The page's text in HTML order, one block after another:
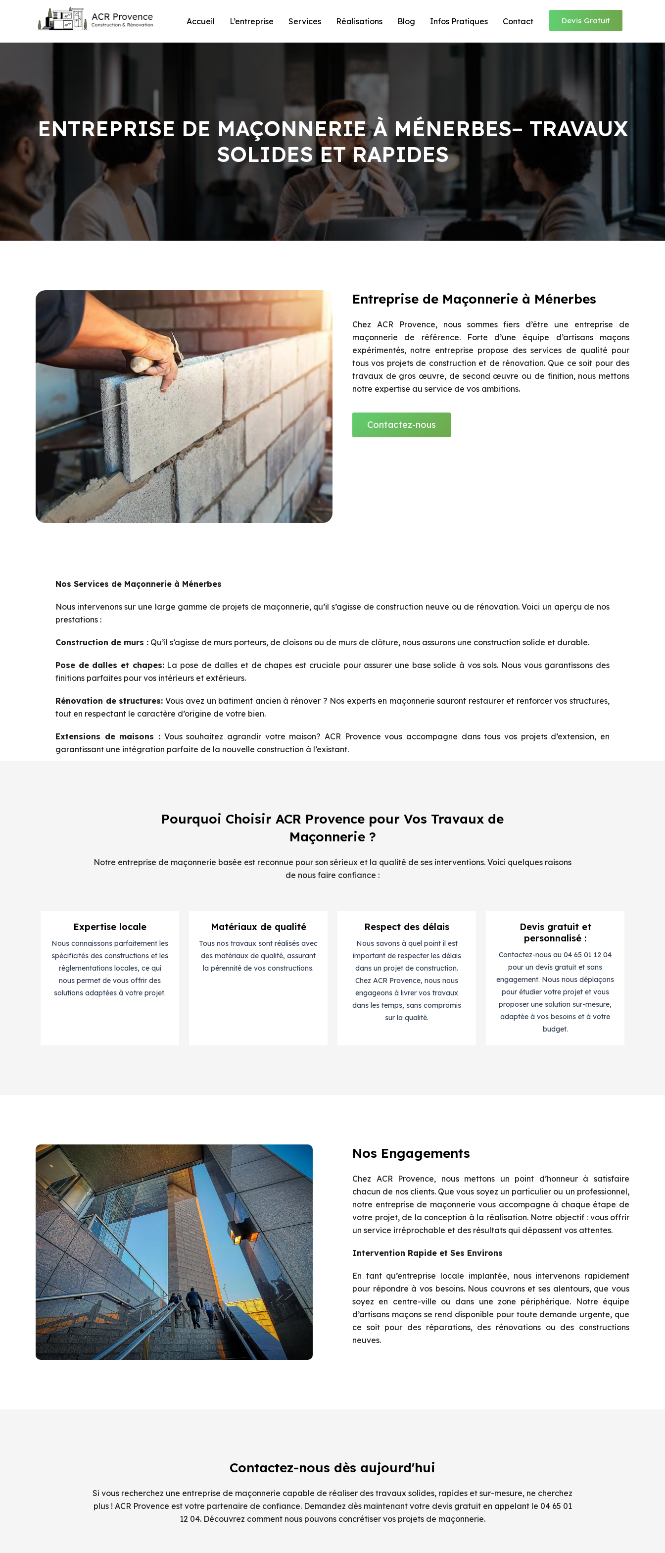
Accueil L’entreprise Services Réalisations Blog Infos Pratiques Contact Devis Gratuit
ENTREPRISE DE MAÇONNERIE À MÉNERBES– TRAVAUX
SOLIDES ET RAPIDES
Entreprise de Maçonnerie à Ménerbes
Chez ACR Provence, nous sommes fiers d’être une entreprise de
maçonnerie de référence. Forte d’une équipe d’artisans maçons
expérimentés, notre entreprise propose des services de qualité pour
tous vos projets de construction et de rénovation. Que ce soit pour des
travaux de gros œuvre, de second œuvre ou de finition, nous mettons
notre expertise au service de vos ambitions.
Contactez-nous
Nos Services de Maçonnerie à Ménerbes
Nous intervenons sur une large gamme de projets de maçonnerie, qu’il s’agisse de construction neuve ou de rénovation. Voici un aperçu de nos
prestations :
Construction de murs : Qu’il s’agisse de murs porteurs, de cloisons ou de murs de clôture, nous assurons une construction solide et durable.
Pose de dalles et chapes:La pose de dalles et de chapes est cruciale pour assurer une base solide à vos sols. Nous vous garantissons des
finitions parfaites pour vos intérieurs et extérieurs.
Rénovation de structures: Vous avez un bâtiment ancien à rénover ? Nos experts en maçonnerie sauront restaurer et renforcer vos structures,
tout en respectant le caractère d’origine de votre bien.
Extensions de maisons : Vous souhaitez agrandir votre maison? ACR Provence vous accompagne dans tous vos projets d’extension, en
garantissant une intégration parfaite de la nouvelle construction à l’existant.
Pourquoi Choisir ACR Provence pour Vos Travaux de
Maçonnerie ?
Notre entreprise de maçonnerie basée est reconnue pour son sérieux et la qualité de ses interventions. Voici quelques raisons
de nous faire confiance :
Expertise locale
Nous connaissons parfaitement les
spécificités des constructions et les
réglementations locales, ce qui
nous permet de vous offrir des
solutions adaptées à votre projet.
Matériaux de qualité
Tous nos travaux sont réalisés avec
des matériaux de qualité, assurant
la pérennité de vos constructions.
Respect des délais
Nous savons à quel point il est
important de respecter les délais
dans un projet de construction.
Chez ACR Provence, nous nous
engageons à livrer vos travaux
dans les temps, sans compromis
sur la qualité.
Devis gratuit et
personnalisé :
Contactez-nous au 04 65 01 12 04
pour un devis gratuit et sans
engagement. Nous nous déplaçons
pour étudier votre projet et vous
proposer une solution sur-mesure,
adaptée à vos besoins et à votre
budget.
Nos Engagements
Chez ACR Provence, nous mettons un point d’honneur à satisfaire
chacun de nos clients. Que vous soyez un particulier ou un professionnel,
notre entreprise de maçonnerie vous accompagne à chaque étape de
votre projet, de la conception à la réalisation. Notre objectif : vous offrir
un service irréprochable et des résultats qui dépassent vos attentes.
Intervention Rapide et Ses Environs
En tant qu’entreprise locale implantée, nous intervenons rapidement
pour répondre à vos besoins. Nous couvrons et ses alentours, que vous
soyez en centre-ville ou dans une zone périphérique. Notre équipe
d’artisans maçons se rend disponible pour toute demande urgente, que
ce soit pour des réparations, des rénovations ou des constructions
neuves.
Contactez-nous dès aujourd'hui
Si vous recherchez une entreprise de maçonnerie capable de réaliser des travaux solides, rapides et sur-mesure, ne cherchez
plus ! ACR Provence est votre partenaire de confiance. Demandez dès maintenant votre devis gratuit en appelant le 04 65 01
12 04. Découvrez comment nous pouvons concrétiser vos projets de maçonnerie.